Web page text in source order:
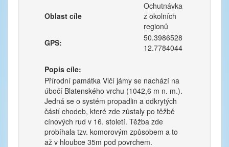
Oblast cíle
Ochutnávka
z okolních
regionů
GPS:
50.3986528
12.7784044
Popis cíle:
Přírodní památka Vlčí jámy se nachází na
úbočí Blatenského vrchu (1042,6 m n. m.).
Jedná se o systém propadlin a odkrytých
částí chodeb, které zde zůstaly po těžbě
cínových rud v 16. století. Těžba zde
probíhala tzv. komorovým způsobem a to
až v hloubce 35m pod povrchem.